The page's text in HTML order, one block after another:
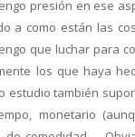
presión en ese
a como están las
que luchar para
los que haya
estudio también
monetario